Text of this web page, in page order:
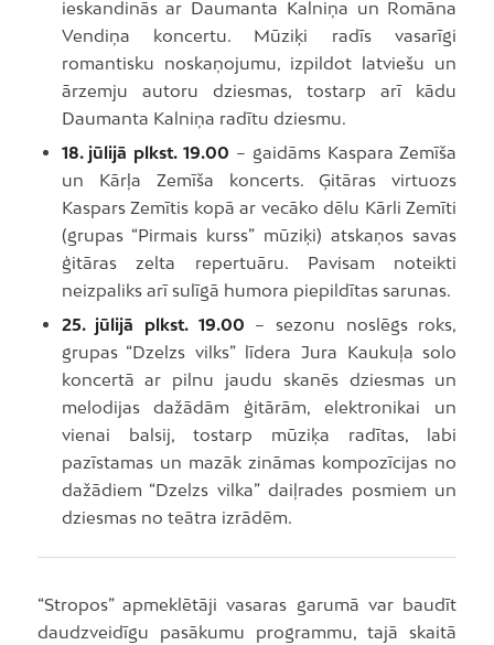
ieskandinās ar Daumanta Kalniņa un Romāna
Vendiņa koncertu. Mūziķi radīs vasarīgi
romantisku noskaņojumu, izpildot latviešu un
ārzemju autoru dziesmas, tostarp arī kādu
Daumanta Kalniņa radītu dziesmu.
18. jūlijā plkst. 19.00 – gaidāms Kaspara Zemīša
un Kārļa Zemīša koncerts. Ģitāras virtuozs
Kaspars Zemītis kopā ar vecāko dēlu Kārli Zemīti
(grupas “Pirmais kurss” mūziķi) atskaņos savas
ģitāras zelta repertuāru. Pavisam noteikti
neizpaliks arī sulīgā humora piepildītas sarunas.
25. jūlijā plkst. 19.00 – sezonu noslēgs roks,
grupas “Dzelzs vilks” līdera Jura Kaukuļa solo
koncertā ar pilnu jaudu skanēs dziesmas un
melodijas dažādām ģitārām, elektronikai un
vienai balsij, tostarp mūziķa radītas, labi
pazīstamas un mazāk zināmas kompozīcijas no
dažādiem “Dzelzs vilka” daiļrades posmiem un
dziesmas no teātra izrādēm.
“Stropos” apmeklētāji vasaras garumā var baudīt
daudzveidīgu pasākumu programmu, tajā skaitā